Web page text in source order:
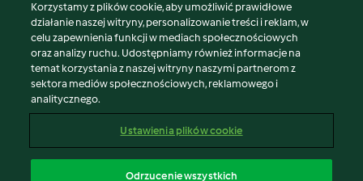
© Copyright 2026
Warunki korzystania
Polityka prywatności
Disclaimer
Znak wydawcy
Zgłoś treść
Korzystamy z plików cookie, aby umożliwić prawidłowe
działanie naszej witryny, personalizowanie treści i reklam, w
celu zapewnienia funkcji w mediach społecznościowych
oraz analizy ruchu. Udostępniamy również informacje na
temat korzystania z naszej witryny naszymi partnerom z
sektora mediów społecznościowych, reklamowego i
analitycznego.
Ustawienia plików cookie
Odrzucenie wszystkich